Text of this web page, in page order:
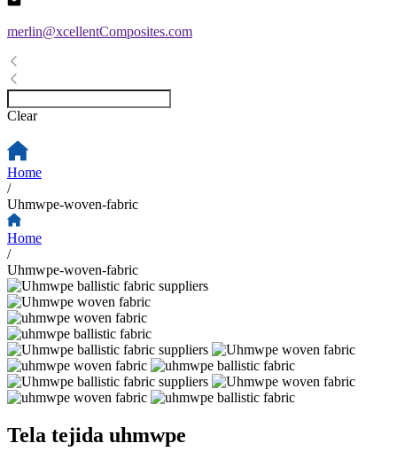
merlin@xcellentComposites.com
Clear
Home
/
Uhmwpe-woven-fabric
Home
/
Uhmwpe-woven-fabric
Tela tejida uhmwpe